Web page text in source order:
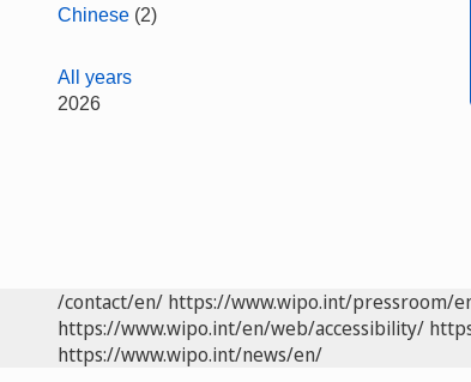
Chinese (2)
All years
2026
/contact/en/ https://www.wipo.int/pressroom/
https://www.wipo.int/en/web/accessibility/
https://www.wipo.int/news/en/